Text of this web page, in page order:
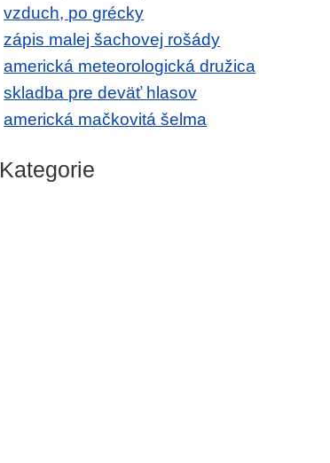
vzduch, po grécky
zápis malej šachovej rošády
americká meteorologická družica
skladba pre deväť hlasov
americká mačkovitá šelma
Kategorie